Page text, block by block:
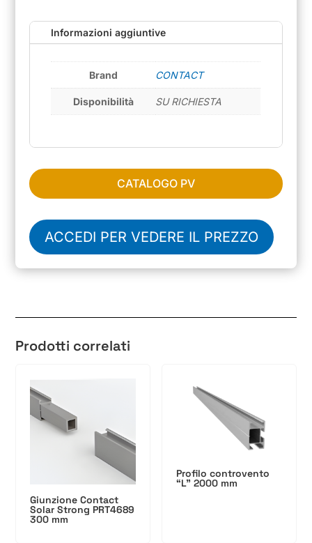
Informazioni aggiuntive
Brand CONTACT
Disponibilità SU RICHIESTA
CATALOGO PV
ACCEDI PER VEDERE IL PREZZO
Prodotti correlati
Giunzione Contact
Solar Strong PRT4689
300 mm
Profilo controvento
“L” 2000 mm